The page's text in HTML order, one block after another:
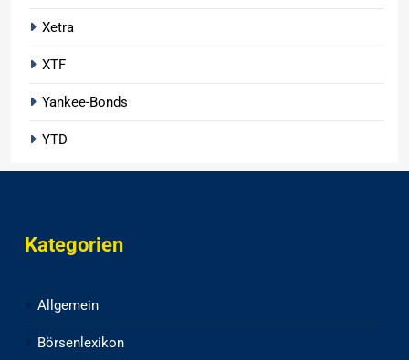
Xetra
XTF
Yankee-Bonds
YTD
Kategorien
Allgemein
Börsenlexikon